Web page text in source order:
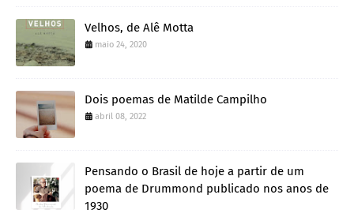
Velhos, de Alê Motta
maio 24, 2020
Dois poemas de Matilde Campilho
abril 08, 2022
Pensando o Brasil de hoje a partir de um
poema de Drummond publicado nos anos de
1930